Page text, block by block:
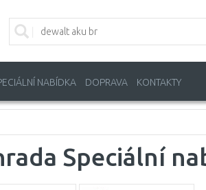
NABÍDKA DOPRAVA KONTAKTY
Speciální